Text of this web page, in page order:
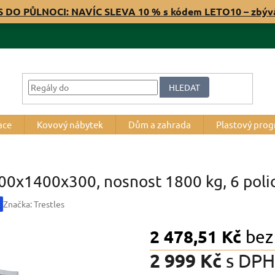
DO PŮLNOCI: NAVÍC SLEVA 10 % s kódem LETO10 –
HLEDAT
Kovový nábytek Dům a zahrada Plastový
nosnost 1800 kg, 6
Značka:Trestles
2 478,51 Kč
2 999 Kč s DPH